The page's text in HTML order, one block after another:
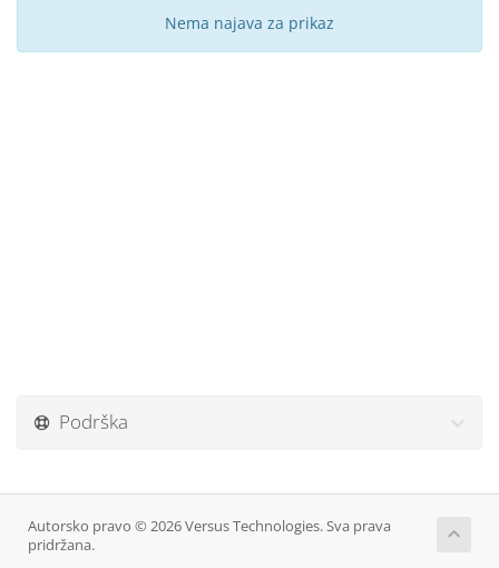
Nema najava za prikaz
Podrška
Autorsko pravo © 2026 Versus Technologies. Sva prava
pridržana.